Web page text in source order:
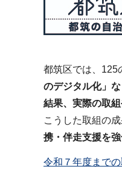
都筑区では、125
のデジタル化」
結果、実際の取
こうした取組の
携・伴走支援を
令和７年度まで